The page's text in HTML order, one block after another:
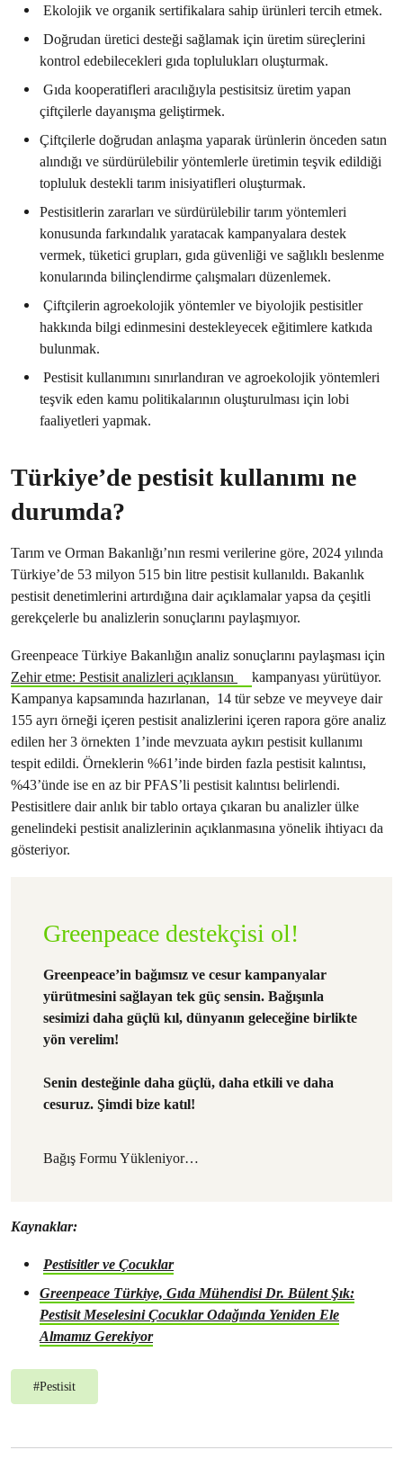
Ekolojik ve organik sertifikalara sahip ürünleri tercih etmek.
Doğrudan üretici desteği sağlamak için üretim süreçlerini
kontrol edebilecekleri gıda toplulukları oluşturmak.
Gıda kooperatifleri aracılığıyla pestisitsiz üretim yapan
çiftçilerle dayanışma geliştirmek.
Çiftçilerle doğrudan anlaşma yaparak ürünlerin önceden satın
alındığı ve sürdürülebilir yöntemlerle üretimin teşvik edildiği
topluluk destekli tarım inisiyatifleri oluşturmak.
Pestisitlerin zararları ve sürdürülebilir tarım yöntemleri
konusunda farkındalık yaratacak kampanyalara destek
vermek, tüketici grupları, gıda güvenliği ve sağlıklı beslenme
konularında bilinçlendirme çalışmaları düzenlemek.
Çiftçilerin agroekolojik yöntemler ve biyolojik pestisitler
hakkında bilgi edinmesini destekleyecek eğitimlere katkıda
bulunmak.
Pestisit kullanımını sınırlandıran ve agroekolojik yöntemleri
teşvik eden kamu politikalarının oluşturulması için lobi
faaliyetleri yapmak.
Türkiye’de pestisit kullanımı ne
durumda?
Tarım ve Orman Bakanlığı’nın resmi verilerine göre, 2024 yılında
Türkiye’de 53 milyon 515 bin litre pestisit kullanıldı. Bakanlık
pestisit denetimlerini artırdığına dair açıklamalar yapsa da çeşitli
gerekçelerle bu analizlerin sonuçlarını paylaşmıyor.
Greenpeace Türkiye Bakanlığın analiz sonuçlarını paylaşması için
Zehir etme: Pestisit analizleri açıklansın
kampanyası yürütüyor.
Kampanya kapsamında hazırlanan, 14 tür sebze ve meyveye dair
155 ayrı örneği içeren pestisit analizlerini içeren rapora göre analiz
edilen her 3 örnekten 1’inde mevzuata aykırı pestisit kullanımı
tespit edildi. Örneklerin %61’inde birden fazla pestisit kalıntısı,
%43’ünde ise en az bir PFAS’li pestisit kalıntısı belirlendi.
Pestisitlere dair anlık bir tablo ortaya çıkaran bu analizler ülke
genelindeki pestisit analizlerinin açıklanmasına yönelik ihtiyacı da
gösteriyor.
Greenpeace destekçisi ol!
Greenpeace’in bağımsız ve cesur kampanyalar
yürütmesini sağlayan tek güç sensin. Bağışınla
sesimizi daha güçlü kıl, dünyanın geleceğine birlikte
yön verelim!
Senin desteğinle daha güçlü, daha etkili ve daha
cesuruz. Şimdi bize katıl!
Bağış Formu Yükleniyor…
Kaynaklar:
Pestisitler ve Çocuklar
Greenpeace Türkiye, Gıda Mühendisi Dr. Bülent Şık:
Pestisit Meselesini Çocuklar Odağında Yeniden Ele
Almamız Gerekiyor
#Pestisit